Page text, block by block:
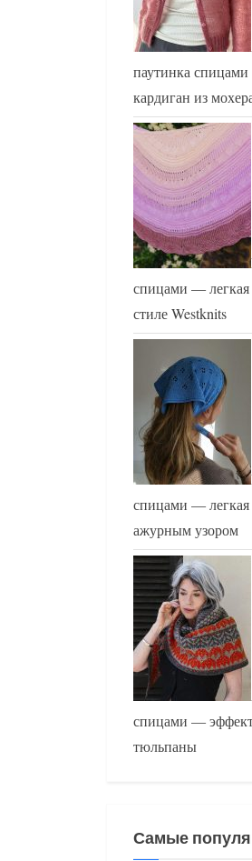
паутинка
кардиган из
спицами — легкая
стиле Westknits
спицами — легкая
ажурным узором
спицами —
тюльпаны
Самые